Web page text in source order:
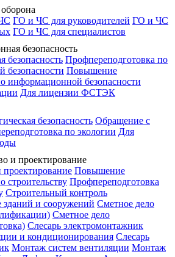
ГО и ЧС для руководителей ГО и ЧС
ГО и ЧС для специалистов
безопасность
безопасность Профпереподготовка по
безопасности Повышение
информационной безопасности
Для лицензии ФСТЭК
безопасность Обращение с
по экологии Для
и проектирование
проектирование Повышение
строительству Профпереподготовка
Строительный контроль
зданий и сооружений Сметное дело
Сметное дело
Слесарь электромонтажник
и кондиционирования Слесарь
Монтаж систем вентиляции Монтаж